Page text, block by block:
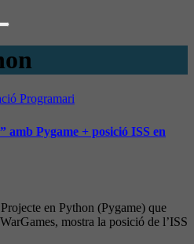
Programari
Pygame + posició ISS en
en Python (Pygame) que
mostra la posició de l’ISS